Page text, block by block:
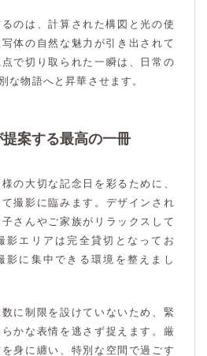
のは、計算された構図と光の使
体の自然な魅力が引き出されて
で切り取られた一瞬は、日常の
な物語へと昇華させます。
案する最高の一冊
の大切な記念日を彩るために、
撮影に臨みます。デザインされ
さんやご家族がリラックスして
影エリアは完全貸切となってお
影に集中できる環境を整えまし
に制限を設けていないため、緊
かな表情を逃さず捉えます。厳
身に纏い、特別な空間で過ごす